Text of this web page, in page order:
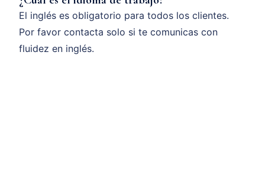
El inglés es obligatorio para todos los clientes.
Por favor contacta solo si te comunicas con
fluidez en inglés.